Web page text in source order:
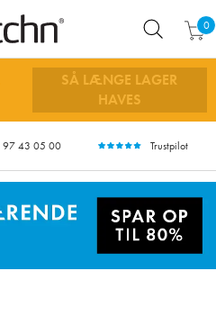
0
SÅ LÆNGE LAGER
HAVES
97 43 05 00 Trustpilot